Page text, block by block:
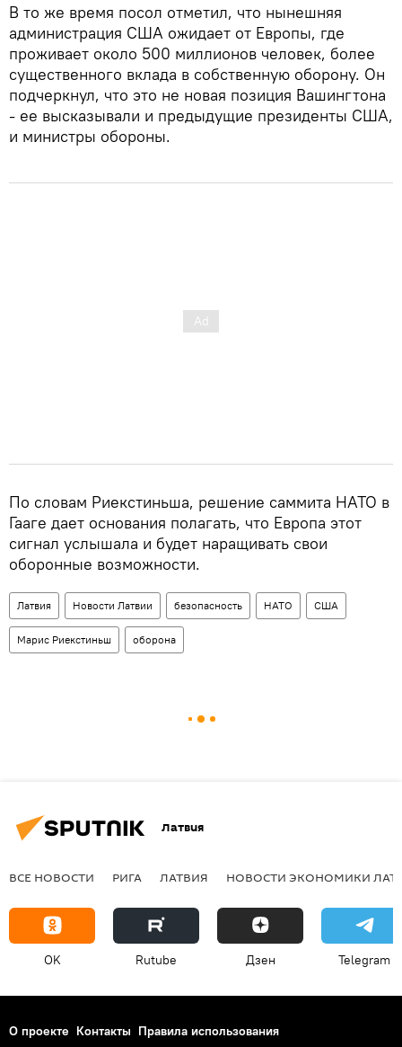
В то же время посол отметил, что нынешняя
администрация США ожидает от Европы, где
проживает около 500 миллионов человек, более
существенного вклада в собственную оборону. Он
подчеркнул, что это не новая позиция Вашингтона
- ее высказывали и предыдущие президенты США,
и министры обороны.
По словам Риекстиньша, решение саммита НАТО в
Гааге дает основания полагать, что Европа этот
сигнал услышала и будет наращивать свои
оборонные возможности.
Латвия Новости Латвии безопасность НАТО США
Марис Риекстиньш оборона
Латвия
ВСЕ НОВОСТИ РИГА ЛАТВИЯ НОВОСТИ ЭКОНОМИКИ
OK Rutube Дзен Telegram
О проекте Контакты Правила использования